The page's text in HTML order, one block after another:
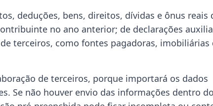
deduções, bens, direitos, dívidas e ônus reais
no ano anterior; de declarações
terceiros, como fontes pagadoras, imobiliárias
de terceiros, porque importará os dados
Se não houver envio das informações dentro do